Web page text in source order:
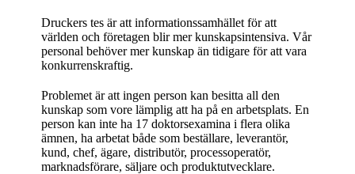
Druckers tes är att informationssamhället för att
världen och företagen blir mer kunskapsintensiva. Vår
personal behöver mer kunskap än tidigare för att vara
konkurrenskraftig.
Problemet är att ingen person kan besitta all den
kunskap som vore lämplig att ha på en arbetsplats. En
person kan inte ha 17 doktorsexamina i flera olika
ämnen, ha arbetat både som beställare, leverantör,
kund, chef, ägare, distributör, processoperatör,
marknadsförare, säljare och produktutvecklare.